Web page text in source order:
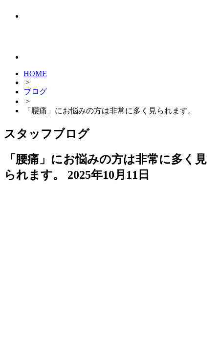
HOME
>
ブログ
>
「腰痛」にお悩みの方は非常に多く見られます。
スタッフブログ
「腰痛」にお悩みの方は非常に多く見
られます。
2025年10月11日